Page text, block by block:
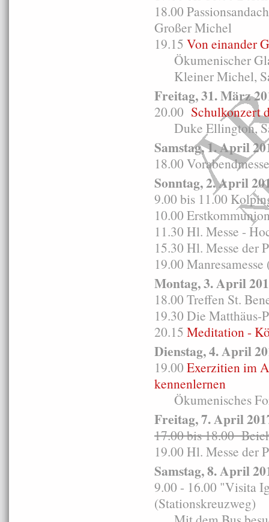
18.00
Großer Michel
19.15 Von einander
Ökumenischer
Kleiner Michel,
Freitag, 31. März
20.00 Schulkonzert
Duke Ellington,
Samstag, 1. April
18.00
Sonntag, 2. April
9.00 bis 11.00
10.00
11.30 Hl. Messe -
15.30 Hl. Messe der
19.00
Montag, 3. April
18.00 Treffen St.
19.30 Die Matthäus-
20.15 Meditation -
Dienstag, 4. April
19.00 Exerzitien im
kennenlernen
Ökumenisches
Freitag, 7. April
17.00 bis 18.00
19.00 Hl. Messe der
Samstag, 8. April
9.00 - 16.00 "Visita
(Stationskreuzweg)